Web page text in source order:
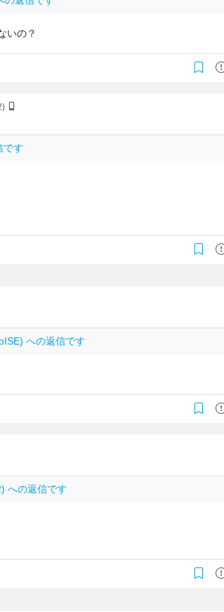
いの？
です
への返信です
への返信です